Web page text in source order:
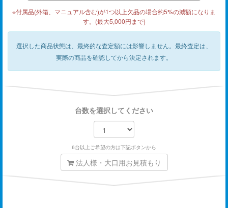
※付属品(外箱、マニュアル含む)が1つ以上欠品の場合約5%の減額になりま
す。(最大5,000円まで)
選択した商品状態は、最終的な査定額には影響しません。 最終査定は、
実際の商品を確認してから決定されます。
台数を選択してください
6台以上ご希望の方は下記ボタンから
法人様・大口用お見積もり